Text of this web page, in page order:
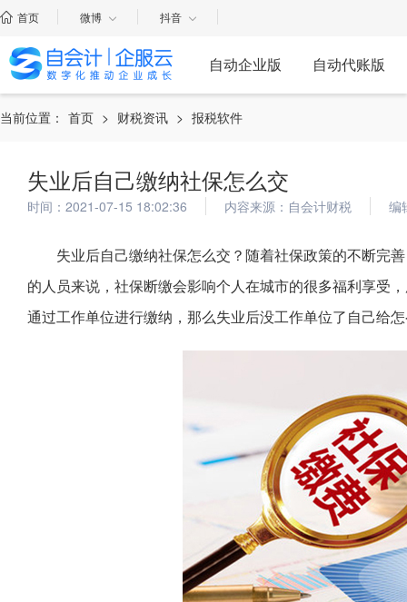
首页 微博 抖音
自动企业版 自动代账版
当前位置： 首页 > 财税资讯 > 报税软件
失业后自己缴纳社保怎么交
时间：2021-07-15 18:02:36 内容来源：自会计财税 编
失业后自己缴纳社保怎么交？随着社保政策的不断完
的人员来说，社保断缴会影响个人在城市的很多福利享受
通过工作单位进行缴纳，那么失业后没工作单位了自己给